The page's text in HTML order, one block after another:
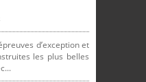
d’exception et
les plus belles